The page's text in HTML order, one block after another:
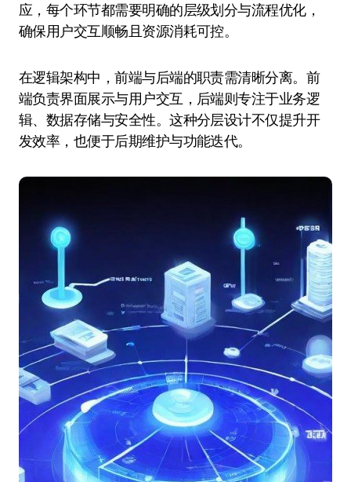
应，每个环节都需要明确的层级划分与流程优化，
确保用户交互顺畅且资源消耗可控。
在逻辑架构中，前端与后端的职责需清晰分离。前
端负责界面展示与用户交互，后端则专注于业务逻
辑、数据存储与安全性。这种分层设计不仅提升开
发效率，也便于后期维护与功能迭代。